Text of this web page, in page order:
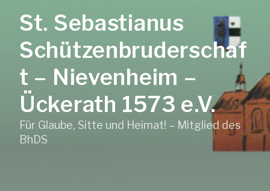
InhaltSt. Sebastianus
Schützenbruderschaf
t – Nievenheim –
Ückerath 1573 e.V.
Für Glaube, Sitte und Heimat! – Mitglied des
BhDS